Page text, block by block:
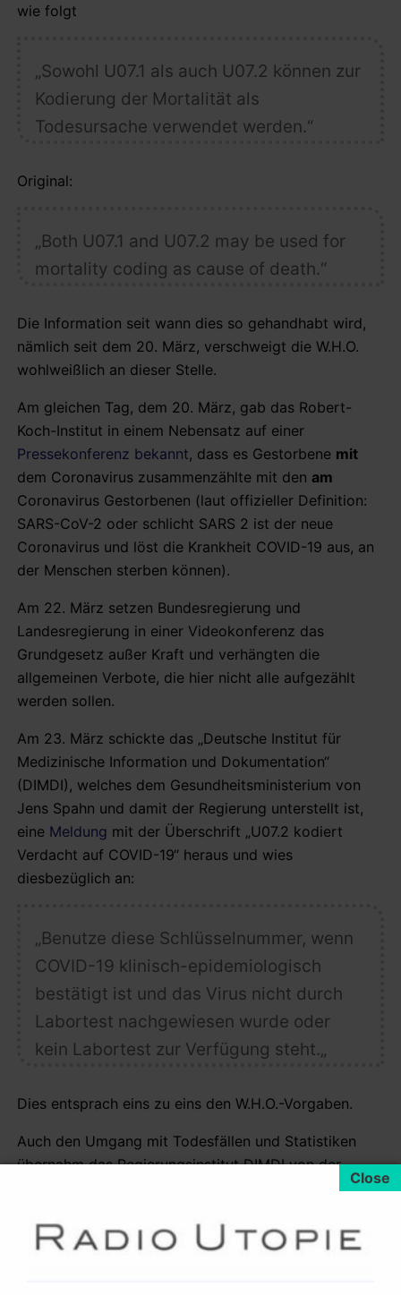
wie folgt
„Sowohl U07.1 als auch U07.2 können zur
Kodierung der Mortalität als
Todesursache verwendet werden.“
Original:
„Both U07.1 and U07.2 may be used for
mortality coding as cause of death.“
Die Information seit wann dies so gehandhabt wird,
nämlich seit dem 20. März, verschweigt die W.H.O.
wohlweißlich an dieser Stelle.
Am gleichen Tag, dem 20. März, gab das Robert-
Koch-Institut in einem Nebensatz auf einer
Pressekonferenz bekannt, dass es Gestorbene mit
dem Coronavirus zusammenzählte mit den am
Coronavirus Gestorbenen (laut offizieller Definition:
SARS-CoV-2 oder schlicht SARS 2 ist der neue
Coronavirus und löst die Krankheit COVID-19 aus, an
der Menschen sterben können).
Am 22. März setzen Bundesregierung und
Landesregierung in einer Videokonferenz das
Grundgesetz außer Kraft und verhängten die
allgemeinen Verbote, die hier nicht alle aufgezählt
werden sollen.
Am 23. März schickte das „Deutsche Institut für
Medizinische Information und Dokumentation“
(DIMDI), welches dem Gesundheitsministerium von
Jens Spahn und damit der Regierung unterstellt ist,
eine Meldung mit der Überschrift „U07.2 kodiert
Verdacht auf COVID-19“ heraus und wies
diesbezüglich an:
„Benutze diese Schlüsselnummer, wenn
COVID-19 klinisch-epidemiologisch
bestätigt ist und das Virus nicht durch
Labortest nachgewiesen wurde oder
kein Labortest zur Verfügung steht.„
Dies entsprach eins zu eins den W.H.O.-Vorgaben.
Auch den Umgang mit Todesfällen und Statistiken
übernahm das Regierungsinstitut DIMDI von der
„COVID-19 – Kodierregeln für die